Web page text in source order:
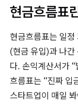
현금흐름표
현금흐름표는 일정
(현금 유입)과 나
다. 손익계산서가
흐름표는 “진짜 입
스타트업이 매일